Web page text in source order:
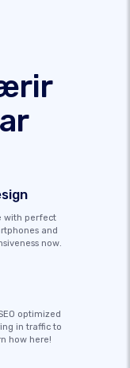
with perfect
and
now.
optimized
in traffic to
how here!